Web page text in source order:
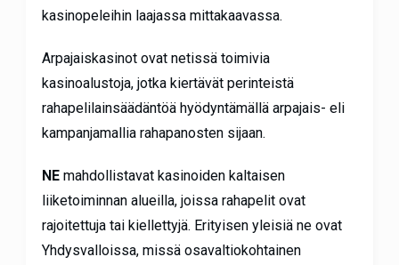
kasinopeleihin laajassa mittakaavassa.
Arpajaiskasinot ovat netissä toimivia
kasinoalustoja, jotka kiertävät perinteistä
rahapelilainsäädäntöä hyödyntämällä arpajais- eli
kampanjamallia rahapanosten sijaan.
NEmahdollistavat kasinoiden kaltaisen
liiketoiminnan alueilla, joissa rahapelit ovat
rajoitettuja tai kiellettyjä. Erityisen yleisiä ne ovat
Yhdysvalloissa, missä osavaltiokohtainen